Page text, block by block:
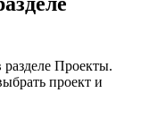
Проекты.
проект и